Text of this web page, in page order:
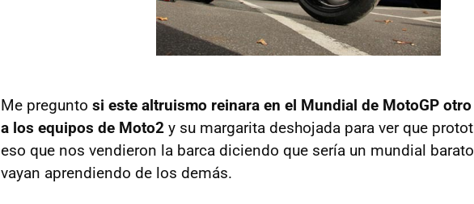
Me pregunto si este altruismo reinara en el Mundial de MotoGP
a los equipos de Moto2 y su margarita deshojada para ver que
eso que nos vendieron la barca diciendo que sería un mundial
vayan aprendiendo de los demás.